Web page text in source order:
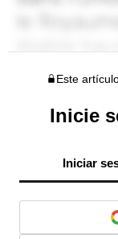
Este
Inicie
Iniciar